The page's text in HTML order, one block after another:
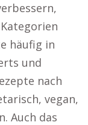
häufig in
und
nach
vegan,
Auch das